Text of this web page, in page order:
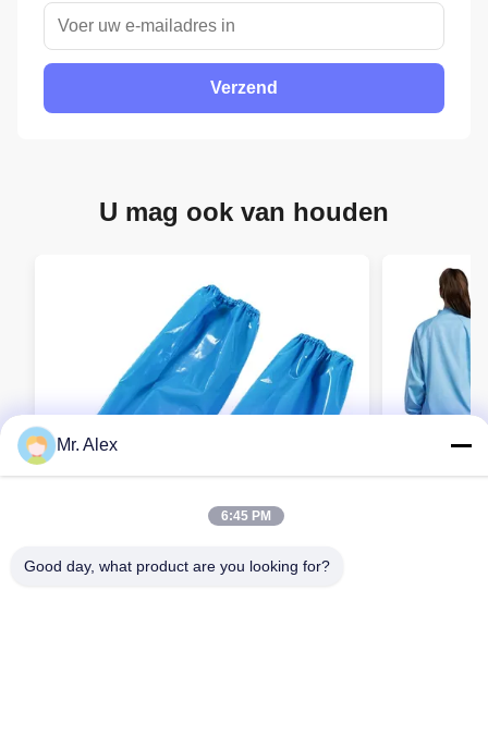
Verzend
U mag ook van houden
Mr. Alex
6:45 PM
Good day, what product are you looking for?